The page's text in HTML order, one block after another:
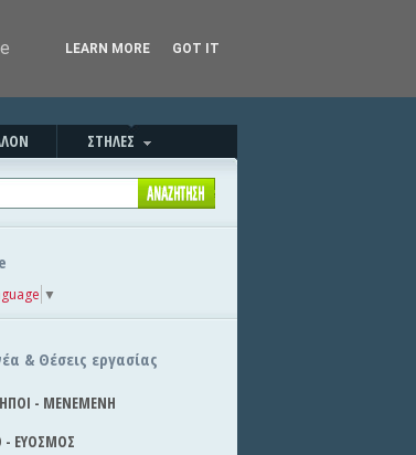
ΣΤΗΛΕΣ
▼
& Θέσεις εργασίας
- ΜΕΝΕΜΕΝΗ
- ΕΥΟΣΜΟΣ
LEARN MORE GOT IT